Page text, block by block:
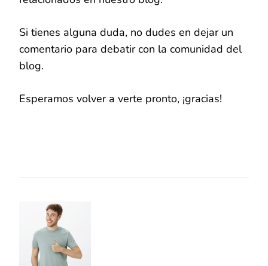
Si tienes alguna duda, no dudes en dejar un
comentario para debatir con la comunidad del
blog.
Esperamos volver a verte pronto, ¡gracias!